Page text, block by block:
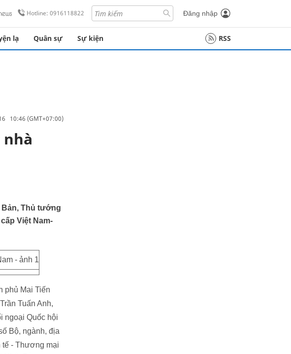
Hotline: 0916118822 Đăng nhập
lạ Quân sự Sự kiện RSS
10:46 (GMT+07:00)
Bản, Thủ tướng
Việt Nam-
phủ Mai Tiến
Tuấn Anh,
ngoại Quốc hội
Bộ, ngành, địa
tế - Thương mại